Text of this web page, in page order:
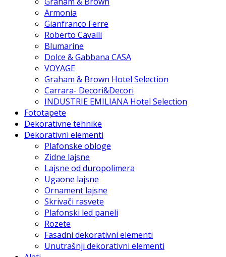
Armonia
Gianfranco Ferre
Roberto Cavalli
Blumarine
Dolce & Gabbana CASA
VOYAGE
Graham & Brown Hotel Selection
Carrara- Decori&Decori
INDUSTRIE EMILIANA Hotel Selection
Fototapete
Dekorativne tehnike
Dekorativni elementi
Plafonske obloge
Zidne lajsne
Lajsne od duropolimera
Ugaone lajsne
Ornament lajsne
Skrivači rasvete
Plafonski led paneli
Rozete
Fasadni dekorativni elementi
Unutrašnji dekorativni elementi